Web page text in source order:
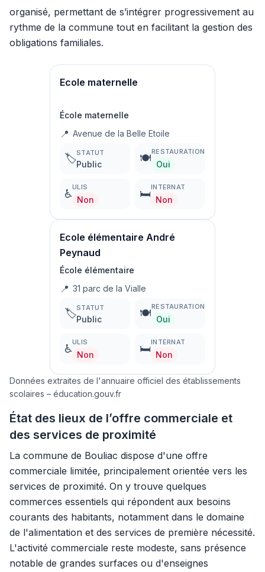
organisé, permettant de s’intégrer progressivement au
rythme de la commune tout en facilitant la gestion des
obligations familiales.
Ecole maternelle
École maternelle
📍 Avenue de la Belle Etoile
🏷️STATUT
Public 🍽️
RESTAURATION
Oui
♿
ULIS
Non 🛏️
INTERNAT
Non
Ecole élémentaire André
Peynaud
École élémentaire
📍 31 parc de la Vialle
🏷️STATUT
Public 🍽️
RESTAURATION
Oui
♿
ULIS
Non 🛏️
INTERNAT
Non
Données extraites de l'annuaire officiel des établissements
scolaires – éducation.gouv.fr
État des lieux de l’offre commerciale et
des services de proximité
La commune de Bouliac dispose d'une offre
commerciale limitée, principalement orientée vers les
services de proximité. On y trouve quelques
commerces essentiels qui répondent aux besoins
courants des habitants, notamment dans le domaine
de l'alimentation et des services de première nécessité.
L'activité commerciale reste modeste, sans présence
notable de grandes surfaces ou d'enseignes